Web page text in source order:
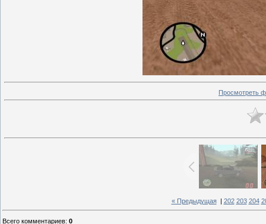
Просмотреть
« Предыдущая| 202 203 204
Всего комментариев: 0